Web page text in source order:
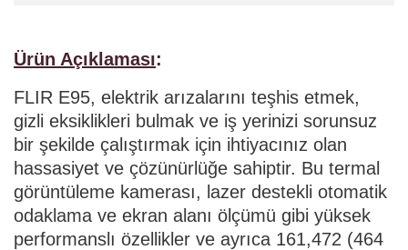
Ürün Açıklaması:
FLIR E95, elektrik arızalarını teşhis etmek,
gizli eksiklikleri bulmak ve iş yerinizi sorunsuz
bir şekilde çalıştırmak için ihtiyacınız olan
hassasiyet ve çözünürlüğe sahiptir. Bu termal
görüntüleme kamerası, lazer destekli otomatik
odaklama ve ekran alanı ölçümü gibi yüksek
performanslı özellikler ve ayrıca 161,472 (464